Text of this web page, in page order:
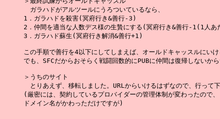
ガラハドがアルツールにうろついているなら、
1．ガラハドを殺害(冥府行き&善行-3)
2．仲間を適当な人数デス様の生贄にする(冥府行き&善行-1(1人
3．ガラハド蘇生(冥府行き解消&善行+1)
この手順で善行を4以下にしてしまえば、オールドキャッスルにい
でも、SFCだからおそらく戦闘回数的にPUBに仲間は復帰しないか
＞うちのサイト
とりあえず、移転しました。URLからいけるはずなので、行って
(厳密には、契約しているプロバイダーの管理体制が変わったので、
ドメイン名がかわっただけですが)